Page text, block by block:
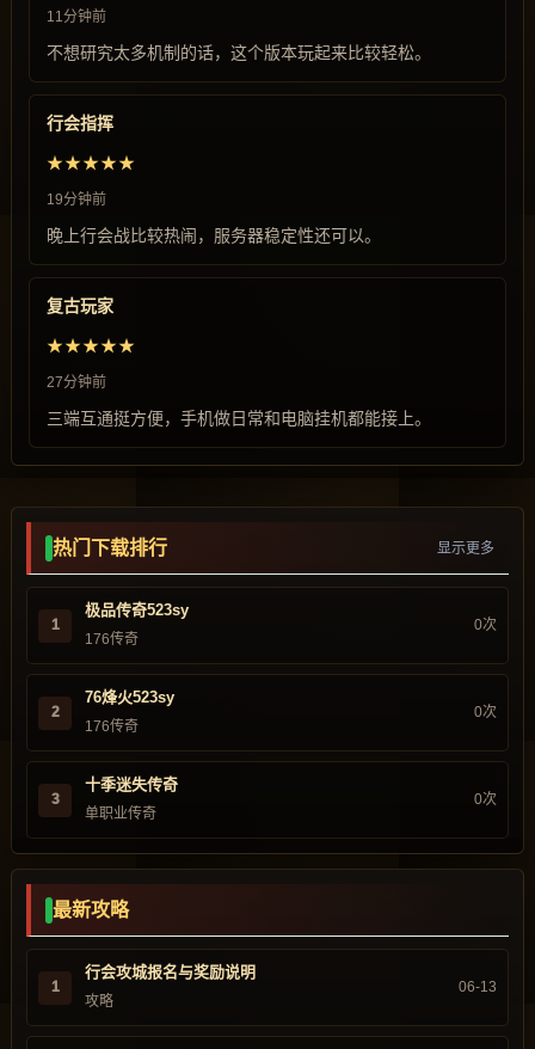
11分钟前
不想研究太多机制的话，这个版本玩起来比较轻松。
行会指挥
★★★★★
19分钟前
晚上行会战比较热闹，服务器稳定性还可以。
复古玩家
★★★★★
27分钟前
三端互通挺方便，手机做日常和电脑挂机都能接上。
热门下载排行 显示更多
1
极品传奇523sy
176传奇
0次
2
76烽火523sy
176传奇
0次
3
十季迷失传奇
单职业传奇
0次
最新攻略
1
行会攻城报名与奖励说明
攻略
06-13